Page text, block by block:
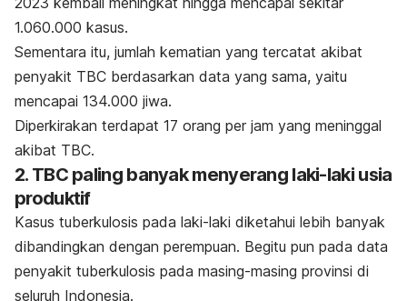
1.060.000 kasus.
Sementara itu, jumlah kematian yang tercatat akibat
penyakit TBC berdasarkan data yang sama, yaitu
mencapai 134.000 jiwa.
Diperkirakan terdapat 17 orang per jam yang meninggal
akibat TBC.
2. TBC paling banyak menyerang laki-laki usia
produktif
Kasus tuberkulosis pada laki-laki diketahui lebih banyak
dibandingkan dengan perempuan. Begitu pun pada data
penyakit tuberkulosis pada masing-masing provinsi di
seluruh Indonesia.